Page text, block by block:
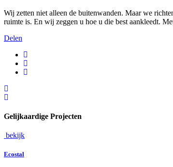
Wij zetten niet alleen de buitenwanden. Maar we
ruimte is. En wij zeggen u hoe u die best aankleedt.
Delen
Gelijkaardige Projecten
bekijk
Ecostal